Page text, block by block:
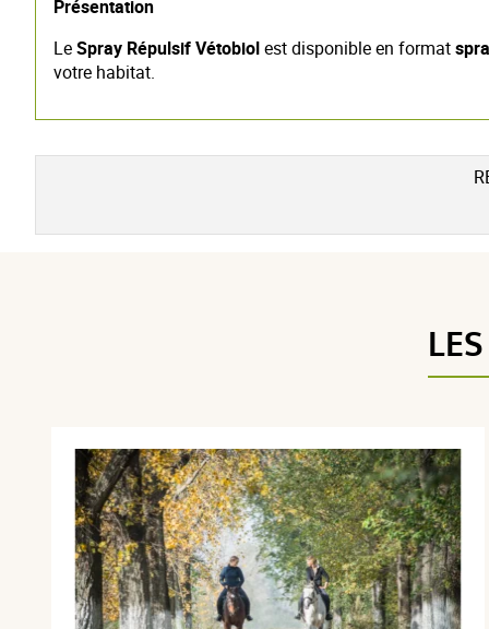
Présentation
LeSpray Répulsif Vétobiolest disponible en format
votre habitat.